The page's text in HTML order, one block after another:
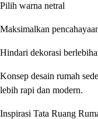
Pilih warna netral
Maksimalkan
Hindari dekorasi
Konsep desain rumah
lebih rapi dan modern.
Inspirasi Tata Ruang